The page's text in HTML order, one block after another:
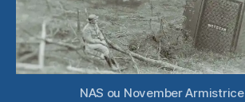
NAS ou November